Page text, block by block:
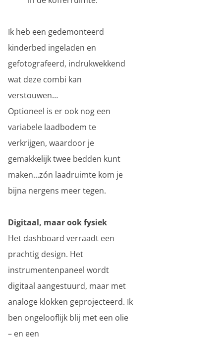
Ik heb een gedemonteerd
kinderbed ingeladen en
gefotografeerd, indrukwekkend
wat deze combi kan
verstouwen…
Optioneel is er ook nog een
variabele laadbodem te
verkrijgen, waardoor je
gemakkelijk twee bedden kunt
maken…zón laadruimte kom je
bijna nergens meer tegen.
Digitaal, maar ook fysiek
Het dashboard verraadt een
prachtig design. Het
instrumentenpaneel wordt
digitaal aangestuurd, maar met
analoge klokken geprojecteerd. Ik
ben ongelooflijk blij met een olie
– en een